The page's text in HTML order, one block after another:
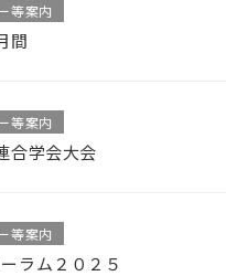
等案内
間
等案内
合学会大会
等案内
ラム２０２５